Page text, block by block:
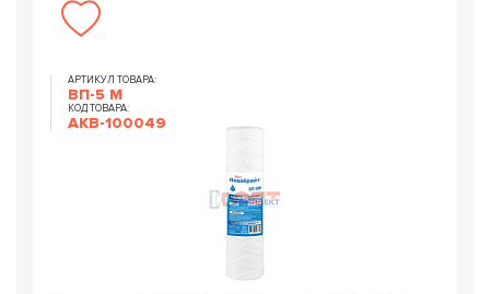
АРТИКУЛ ТОВАРА:
ВП-5 М
КОД ТОВАРА:
AKB-100049